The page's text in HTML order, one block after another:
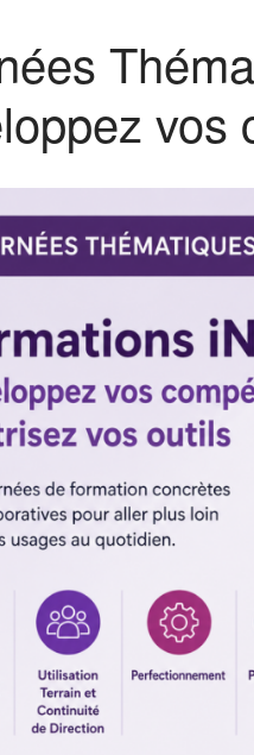
vos